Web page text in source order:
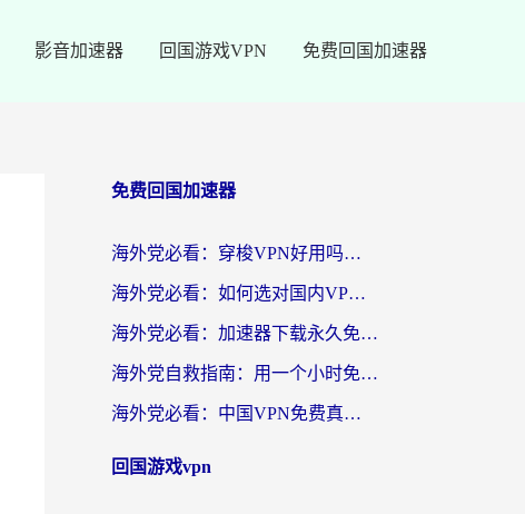
影音加速器 回国游戏VPN 免费回国加速器
免费回国加速器
海外党必看：穿梭VPN好用吗？和云帆VPN对比哪个回国效果更好？附真实测评+避坑指南
海外党必看：如何选对国内VPN，实现无缝访问国内资源？
海外党必看：加速器下载永久免费版真的存在吗？教你无缝访问国内资源的正确姿势
海外党自救指南：用一个小时免费加速器，轻松打破国内资源访问壁垒？
海外党必看：中国VPN免费真的靠谱吗？手把手教你选对回国加速器
回国游戏vpn